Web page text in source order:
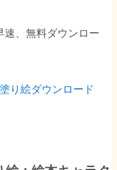
速、無料ダウンロー
り絵ダウンロード